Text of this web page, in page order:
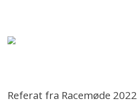
Hjem
Referat fra Racemøde 2022